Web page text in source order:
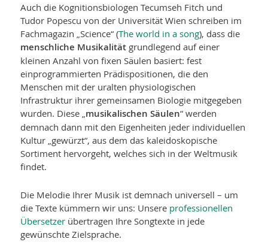
Auch die Kognitionsbiologen Tecumseh Fitch und
Tudor Popescu von der Universität Wien schreiben im
Fachmagazin „Science“ (The world in a song), dass die
menschliche Musikalität grundlegend auf einer
kleinen Anzahl von fixen Säulen basiert: fest
einprogrammierten Prädispositionen, die den
Menschen mit der uralten physiologischen
Infrastruktur ihrer gemeinsamen Biologie mitgegeben
wurden. Diese „musikalischen Säulen“ werden
demnach dann mit den Eigenheiten jeder individuellen
Kultur „gewürzt“, aus dem das kaleidoskopische
Sortiment hervorgeht, welches sich in der Weltmusik
findet.
Die Melodie Ihrer Musik ist demnach universell – um
die Texte kümmern wir uns: Unsere professionellen
Übersetzer übertragen Ihre Songtexte in jede
gewünschte Zielsprache.